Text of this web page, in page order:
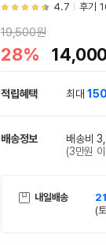
4.7 후기
19,500원
28%
적립혜택 최대
배송정보 배송비
(3만원
내일배송
(